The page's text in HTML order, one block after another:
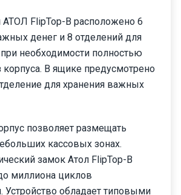
АТОЛ FlipTop-B расположено 6
денег и 8 отделений для
необходимости полностью
корпуса. В ящике предусмотрено
для хранения важных
позволяет размещать
кассовых зонах.
замок Атол FlipTop-B
миллиона циклов
Устройство обладает типовыми